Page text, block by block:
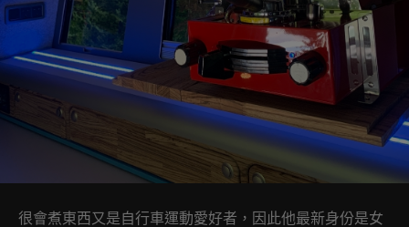
很會煮東西又是自行車運動愛好者，因此他最新身份是女